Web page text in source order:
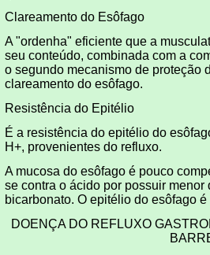
Clareamento do Esôfago
A "ordenha" eficiente que a
seu conteúdo, combinada com a
o segundo mecanismo de proteção
clareamento do esôfago.
Resistência do Epitélio
É a resistência do epitélio do
H+, provenientes do refluxo.
A mucosa do esôfago é pouco
se contra o ácido por possuir
bicarbonato. O epitélio do esôfago
DOENÇA DO REFLUXO